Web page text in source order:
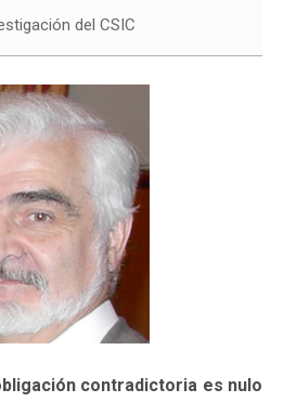
del CSIC
contradictoria es nulo